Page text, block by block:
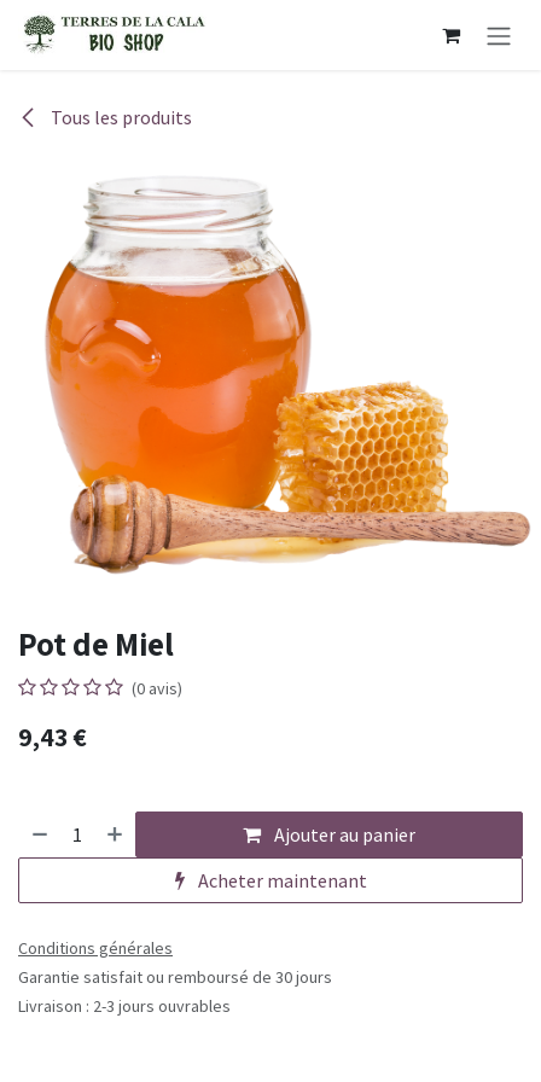
Se rendre au contenu
Tous les produits
Pot de Miel
(0 avis)
9,43€
Ajouter au panier
Acheter maintenant
Conditions générales
Garantie satisfait ou remboursé de 30 jours
Livraison : 2-3 jours ouvrables